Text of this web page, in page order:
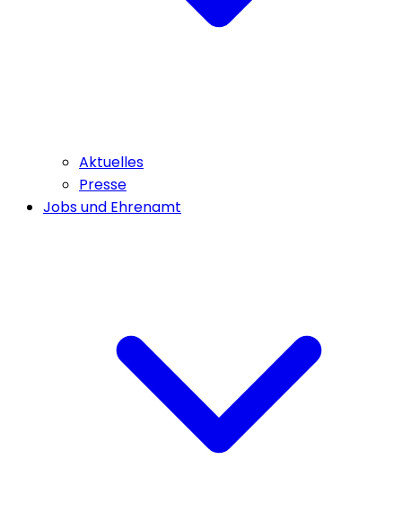
Aktuelles
Presse
Jobs und Ehrenamt